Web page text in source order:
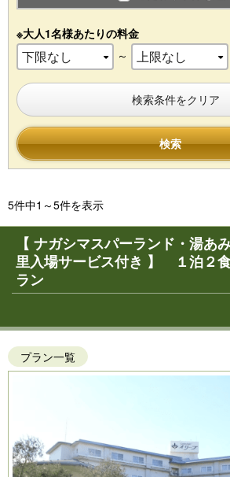
※大人1名様あたりの料金
～
検索条件をクリア
検索
5件中1～5件を表示
【 ナガシマスパーランド・湯あ
里入場サービス付き 】 １泊２
ラン
プラン一覧